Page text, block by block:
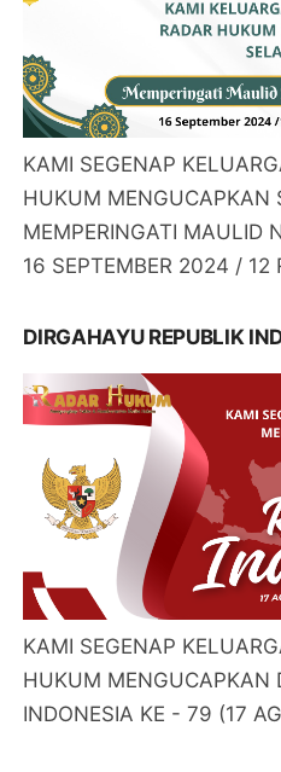
KAMI SEGENAP
HUKUM MENGUCAPKAN
MEMPERINGATI MAULID
16 SEPTEMBER 2024 / 12
DIRGAHAYU REPUBLIK
KAMI SEGENAP
HUKUM MENGUCAPKAN
INDONESIA KE - 79 (17